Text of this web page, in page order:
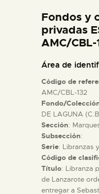
█
EL MUSEO
Fondos y
privadas
AMC/CBL-
Área de
Código de
AMC/CBL-132
Fondo/
DE LAGUNA
Sección:
Subsección:
Serie: Libranzas
Código de
Título: Libranza
de Lanzarote
entregar a